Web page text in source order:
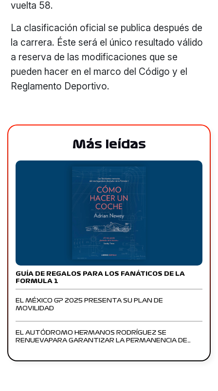
vuelta 58.
La clasificación oficial se publica después de
la carrera. Éste será el único resultado válido
a reserva de las modificaciones que se
pueden hacer en el marco del Código y el
Reglamento Deportivo.
Más leídas
GUÍA DE REGALOS PARA LOS FANÁTICOS DE LA
FORMULA 1
EL MÉXICO GP 2025 PRESENTA SU PLAN DE
MOVILIDAD
EL AUTÓDROMO HERMANOS RODRÍGUEZ SE
RENUEVAPARA GARANTIZAR LA PERMANENCIA DE…